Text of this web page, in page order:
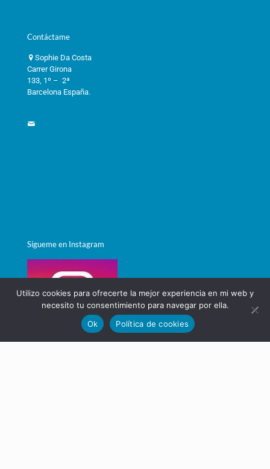
Contáctame
Sophie Da Costa
Carrer Girona
133, 1º – 2ª
Barcelona España.
Sígueme en Instagram
Utilizo cookies para ofrecerte la mejor experiencia en mi web y
necesito tu consentimiento para navegar por ella.
Ok
Política de cookies